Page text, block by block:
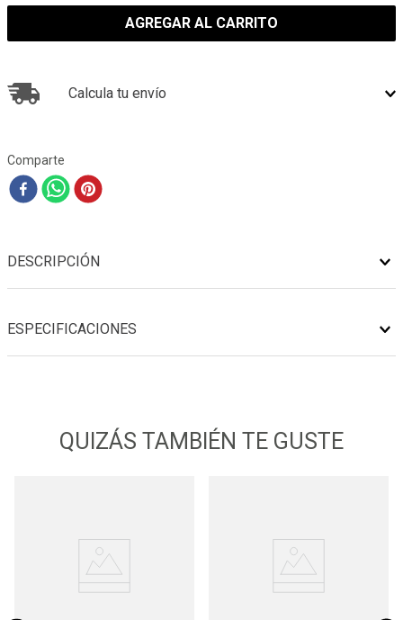
AGREGAR AL CARRITO
Calcula tu envío
Comparte
DESCRIPCIÓN
ESPECIFICACIONES
QUIZÁS TAMBIÉN TE GUSTE